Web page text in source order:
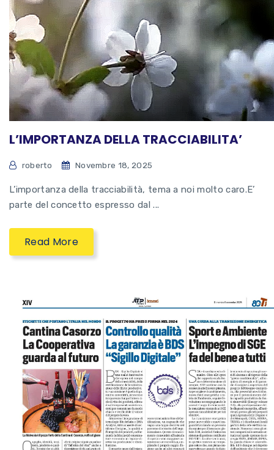
L’IMPORTANZA DELLA TRACCIABILITA’
roberto Novembre 18, 2025
L’importanza della tracciabilità, tema a noi molto caro.E’
parte del concetto espresso dal ...
Read More